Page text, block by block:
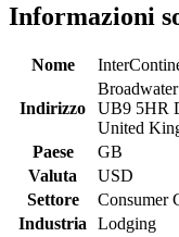
Informazioni
Nome
Indirizzo
UB9 5HR
United
Paese
GB
Valuta
USD
Settore
Consumer
Industria Lodging